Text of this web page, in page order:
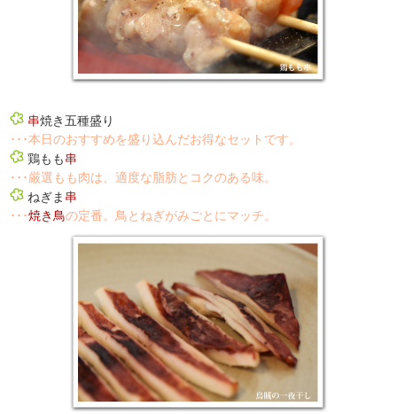
串焼き五種盛り
･･･本日のおすすめを盛り込んだお得なセットです。
鶏もも串
･･･厳選もも肉は、適度な脂肪とコクのある味。
ねぎま 串
･･･焼き鳥の定番。鳥とねぎがみごとにマッチ。